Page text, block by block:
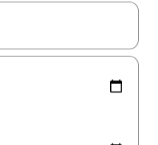
les flèches vers le